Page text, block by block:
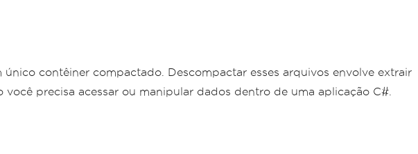
contêiner compactado. Descompactar esses arquivos envolve extrair
precisa acessar ou manipular dados dentro de uma aplicação C#.